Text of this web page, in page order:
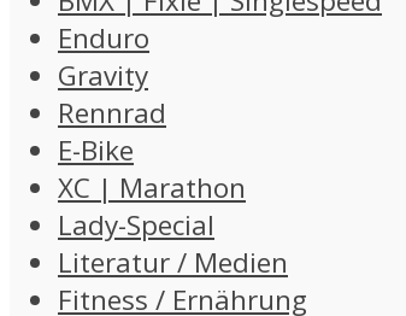
Enduro
Gravity
Rennrad
E-Bike
XC | Marathon
Lady-Special
Literatur / Medien
Fitness / Ernährung